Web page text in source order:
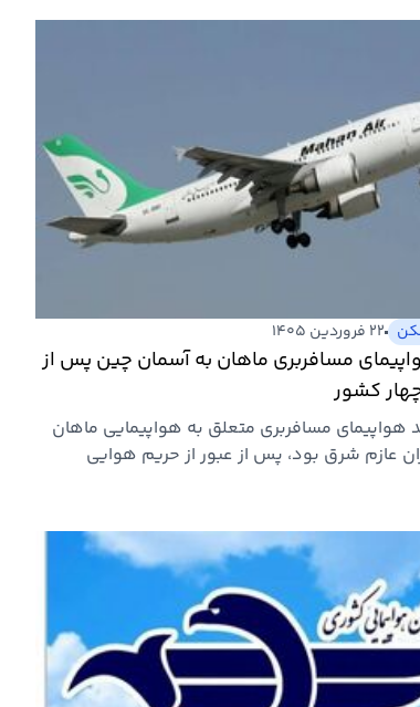
۲۲ فروردین ۱۴۰۵
مسافربری ماهان به آسمان چین پس از
کشور
هواپیمای مسافربری متعلق به هواپیمایی ماهان
عازم شرق بود، پس از عبور از حریم هوایی